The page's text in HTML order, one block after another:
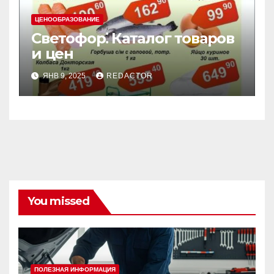
ЦЕНООБРАЗОВАНИЕ
Светофор⁚ Каталог товаров
и цен
ЯНВ 9, 2025 REDACTOR
You missed
ПОЛЕЗНАЯ ИНФОРМАЦИЯ